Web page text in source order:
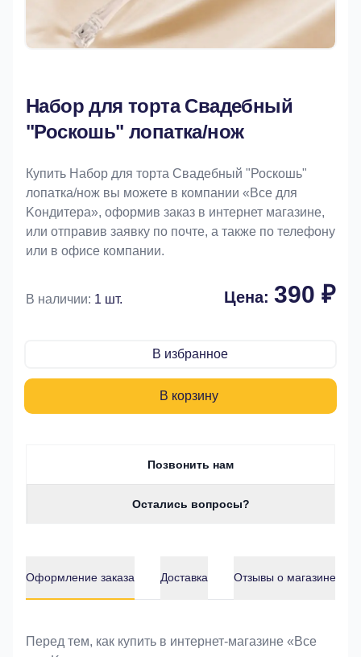
Набор для торта Свадебный
"Роскошь" лопатка/нож
Купить Набор для торта Свадебный "Роскошь"
лопатка/нож вы можете в компании «Bce для
Koндитeрa», оформив заказ в интернет магазине,
или отправив заявку по почте, а также по телефону
или в офисе компании.
В наличии: 1 шт. Цена: 390 ₽
В избранное
В корзину
Позвонить нам
Остались вопросы?
Оформление заказа Доставка Отзывы о магазине
Оформление заказа
Перед тем, как купить в интернет-магазине «Bce